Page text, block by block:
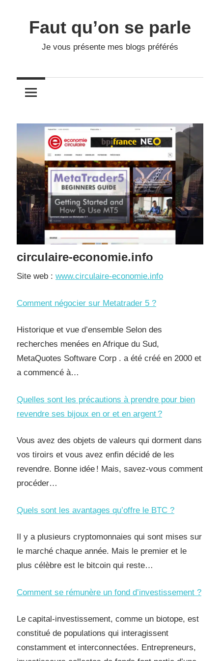
content
Faut qu’on se parle
Je vous présente mes blogs préférés
circulaire-economie.info
Site web : www.circulaire-economie.info
Comment négocier sur Metatrader 5 ?
Historique et vue d’ensemble Selon des
recherches menées en Afrique du Sud,
MetaQuotes Software Corp . a été créé en 2000 et
a commencé à…
Quelles sont les précautions à prendre pour bien
revendre ses bijoux en or et en argent ?
Vous avez des objets de valeurs qui dorment dans
vos tiroirs et vous avez enfin décidé de les
revendre. Bonne idée ! Mais, savez-vous comment
procéder…
Quels sont les avantages qu’offre le BTC ?
Il y a plusieurs cryptomonnaies qui sont mises sur
le marché chaque année. Mais le premier et le
plus célèbre est le bitcoin qui reste…
Comment se rémunère un fond d’investissement ?
Le capital-investissement, comme un biotope, est
constitué de populations qui interagissent
constamment et interconnectées. Entrepreneurs,